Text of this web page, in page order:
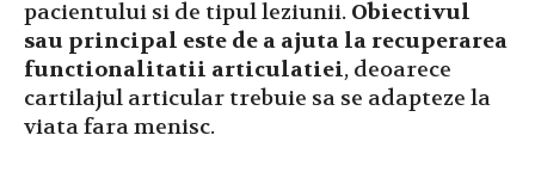
pacientului si de tipul leziunii. Obiectivul
sau principal este de a ajuta la recuperarea
functionalitatii articulatiei, deoarece
cartilajul articular trebuie sa se adapteze la
viata fara menisc.